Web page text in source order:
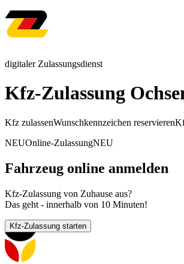
digitaler Zulassungsdienst
Kfz-Zulassung
Kfz zulassenWunschkennzeichen reservieren
NEUOnline-ZulassungNEU
Fahrzeug online anmelden
Kfz-Zulassung von Zuhause aus?
Das geht - innerhalb von 10 Minuten!
Kfz-Zulassung starten